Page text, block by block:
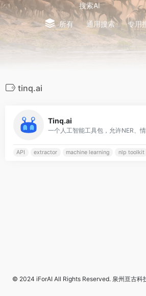
搜索AI
所有 通用搜索 专用
tinq.ai
Tinq.ai
API extractor machine learning nlp toolkit
© 2024 iForAI All Rights Reserved. 泉州亘古科